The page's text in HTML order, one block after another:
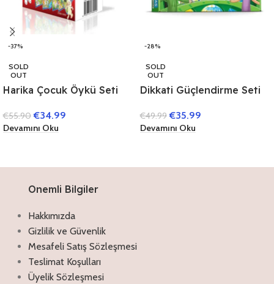
-37%
SOLD
OUT
Harika Çocuk Öykü Seti
€55.90 €34.99
Devamını Oku
-28%
SOLD
OUT
Dikkati Güçlendirme Seti
€49.99 €35.99
Devamını Oku
Onemli Bilgiler
Hakkımızda
Gizlilik ve Güvenlik
Mesafeli Satış Sözleşmesi
Teslimat Koşulları
Üyelik Sözleşmesi